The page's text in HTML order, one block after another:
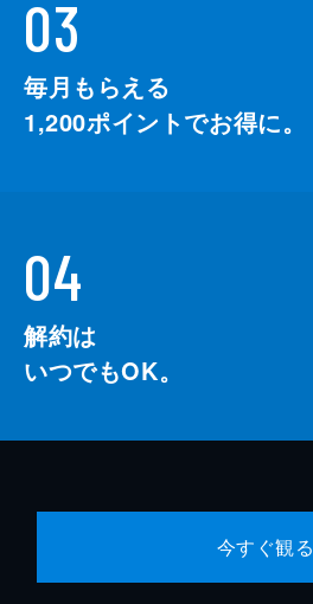
03
毎月もらえる
1,200ポイントでお得に。
04
解約は
いつでもOK。
今すぐ観る